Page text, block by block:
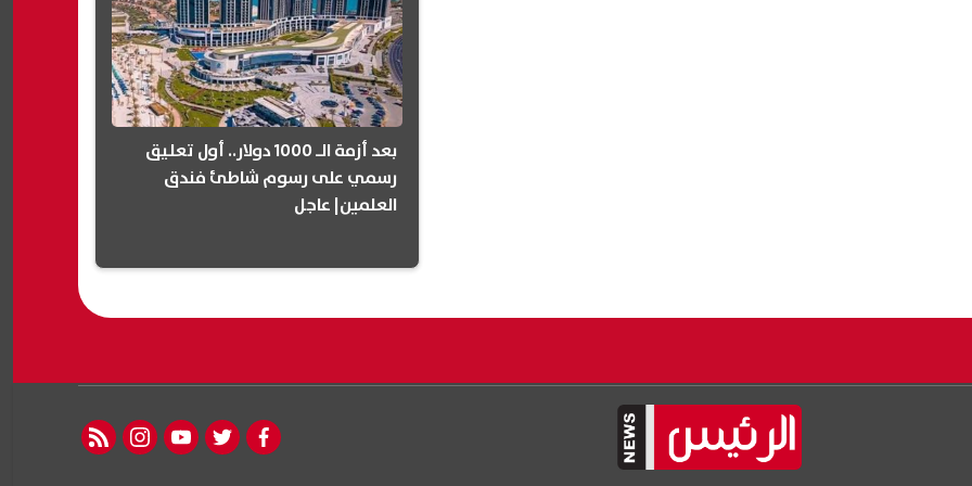
بعد أزمة الـ 1000 دولار.. أول تعليق
رسمي على رسوم شاطئ فندق
العلمين| عاجل
facebook
twitter
youtube
instagram
rss feed